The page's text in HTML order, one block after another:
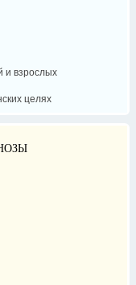
и взрослых
целях